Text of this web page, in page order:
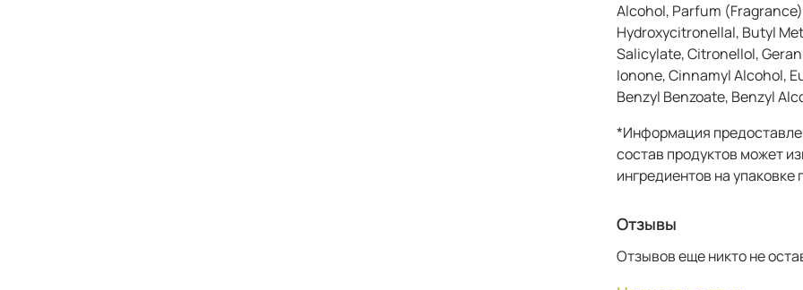
Alcohol, Parfum
Hydroxycitronellal, Butyl
Salicylate, Citronellol,
Ionone, Cinnamyl Alcohol,
Benzyl Benzoate, Benzyl
*Информация
состав продуктов может
ингредиентов на упаковке
Отзывы
Отзывов еще никто не